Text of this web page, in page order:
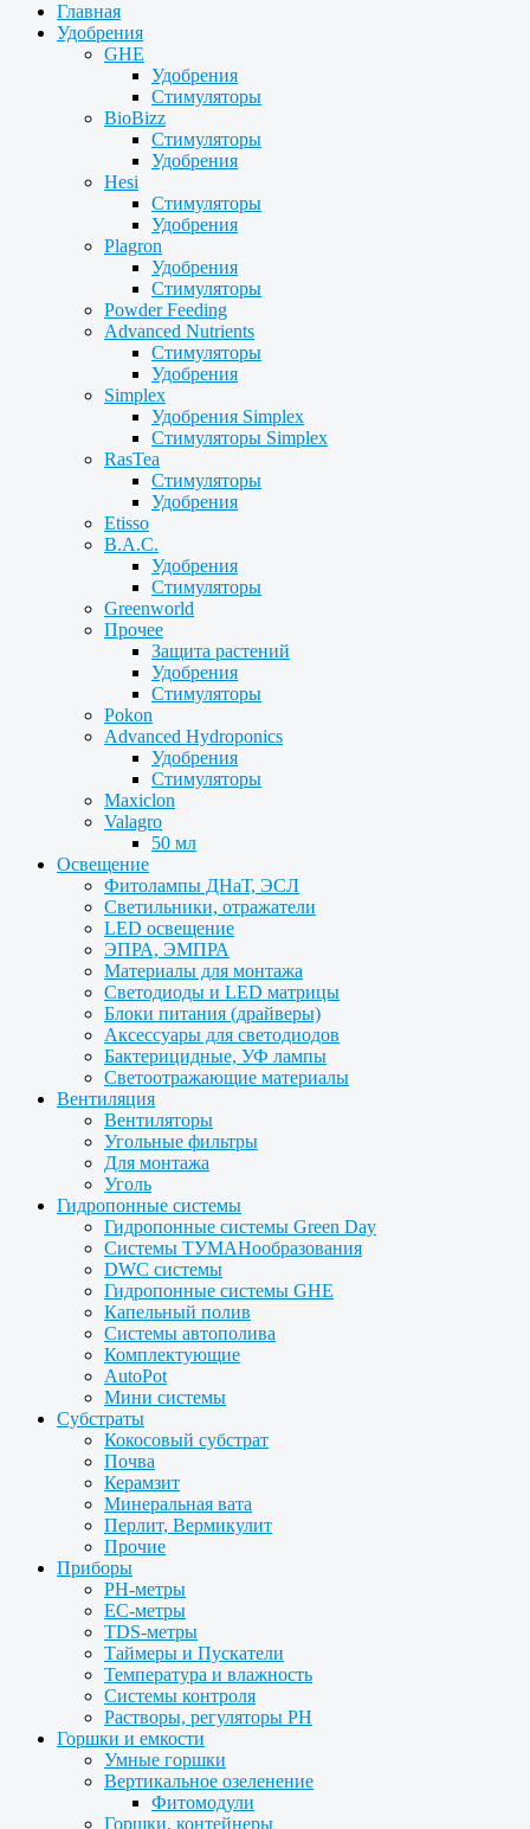
Главная
Удобрения
GHE
Удобрения
Стимуляторы
BioBizz
Стимуляторы
Удобрения
Hesi
Стимуляторы
Удобрения
Plagron
Удобрения
Стимуляторы
Powder Feeding
Advanced Nutrients
Стимуляторы
Удобрения
Simplex
Удобрения Simplex
Стимуляторы Simplex
RasTea
Стимуляторы
Удобрения
Etisso
B.A.C.
Удобрения
Стимуляторы
Greenworld
Прочее
Защита растений
Удобрения
Стимуляторы
Pokon
Advanced Hydroponics
Удобрения
Стимуляторы
Maxiclon
Valagro
50 мл
Освещение
Фитолампы ДНаТ, ЭСЛ
Светильники, отражатели
LED освещение
ЭПРА, ЭМПРА
Материалы для монтажа
Светодиоды и LED матрицы
Блоки питания (драйверы)
Аксессуары для светодиодов
Бактерицидные, УФ лампы
Светоотражающие материалы
Вентиляция
Вентиляторы
Угольные фильтры
Для монтажа
Уголь
Гидропонные системы
Гидропонные системы Green Day
Системы ТУМАНообразования
DWC системы
Гидропонные системы GHE
Капельный полив
Системы автополива
Комплектующие
AutoPot
Мини системы
Субстраты
Кокосовый субстрат
Почва
Керамзит
Минеральная вата
Перлит, Вермикулит
Прочие
Приборы
PH-метры
EC-метры
TDS-метры
Таймеры и Пускатели
Температура и влажность
Системы контроля
Растворы, регуляторы PH
Горшки и емкости
Умные горшки
Вертикальное озеленение
Фитомодули
Горшки, контейнеры